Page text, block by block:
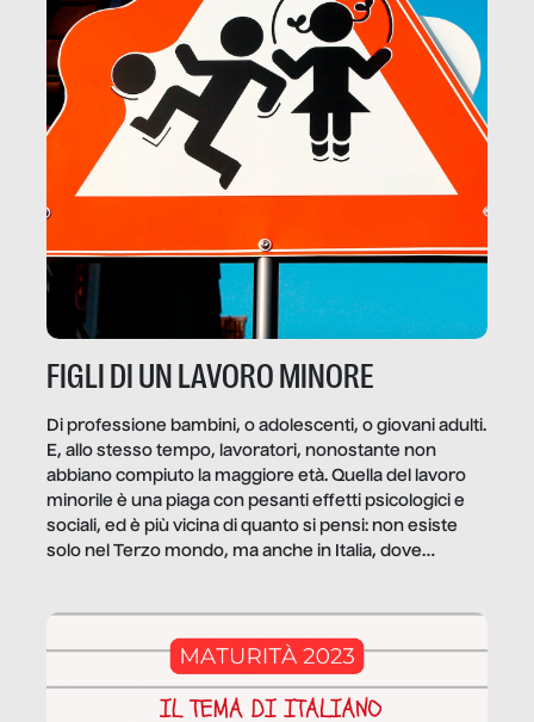
FIGLI DI UN LAVORO MINORE
Di professione bambini, o adolescenti, o giovani adulti.
E, allo stesso tempo, lavoratori, nonostante non
abbiano compiuto la maggiore età. Quella del lavoro
minorile è una piaga con pesanti effetti psicologici e
sociali, ed è più vicina di quanto si pensi: non esiste
solo nel Terzo mondo, ma anche in Italia, dove